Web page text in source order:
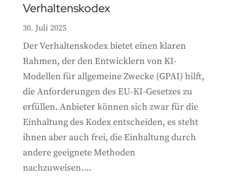
Verhaltenskodex
30. Juli 2025
Der Verhaltenskodex bietet einen klaren
Rahmen, der den Entwicklern von KI-
Modellen für allgemeine Zwecke (GPAI) hilft,
die Anforderungen des EU-KI-Gesetzes zu
erfüllen. Anbieter können sich zwar für die
Einhaltung des Kodex entscheiden, es steht
ihnen aber auch frei, die Einhaltung durch
andere geeignete Methoden
nachzuweisen....